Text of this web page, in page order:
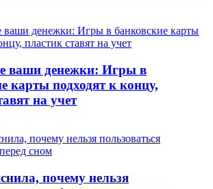
ваши денежки: Игры в
карты подходят к концу,
на учет
почему нельзя